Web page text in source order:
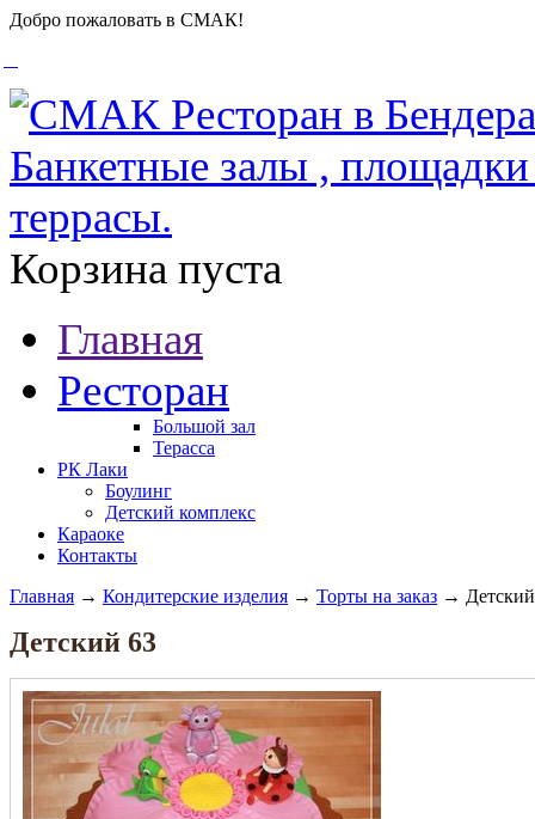
Добро пожаловать в СМАК!
Корзина пуста
Главная
Ресторан
Большой зал
Терасса
РК Лаки
Боулинг
Детский комплекс
Караоке
Контакты
Главная → Кондитерские изделия → Торты на заказ →
Детский 63